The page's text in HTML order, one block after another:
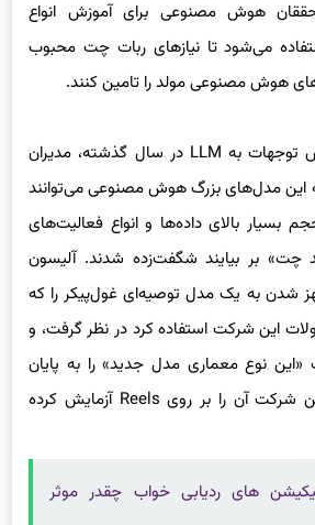
می‌شود تا نیازهای ربات چت محبوب
این مدل‌های بزرگ هوش مصنوعی می‌توانند
بسیار بالای داده‌ها و انواع فعالیت‌های
چت» بر بیایند شگفت‌زده شدند. آلیسون
شدن به یک مدل توصیه‌ای غول‌پیکر را که
این شرکت استفاده کرد در نظر گرفت، و
نوع معماری مدل جدید» را به پایان
رساند؛ وی افزود که این شرکت آن را بر روی Reels آزمایش کرده